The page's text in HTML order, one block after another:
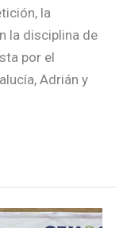
la
la disciplina de
por el
Adrián y